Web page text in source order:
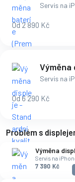
Servis na
Od 2 890 Kč
Výměna
Servis na
Od 6 290 Kč
Problém s
Výměna
Servis na
7 390 Kč